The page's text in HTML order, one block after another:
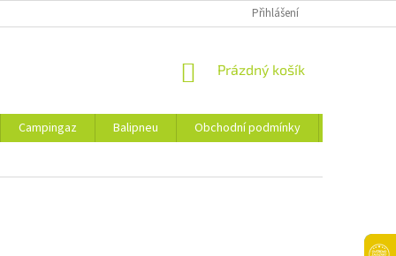
Přihlášení
NÁKUPNÍ
Prázdný košík
Campingaz Balipneu Obchodní podmínky